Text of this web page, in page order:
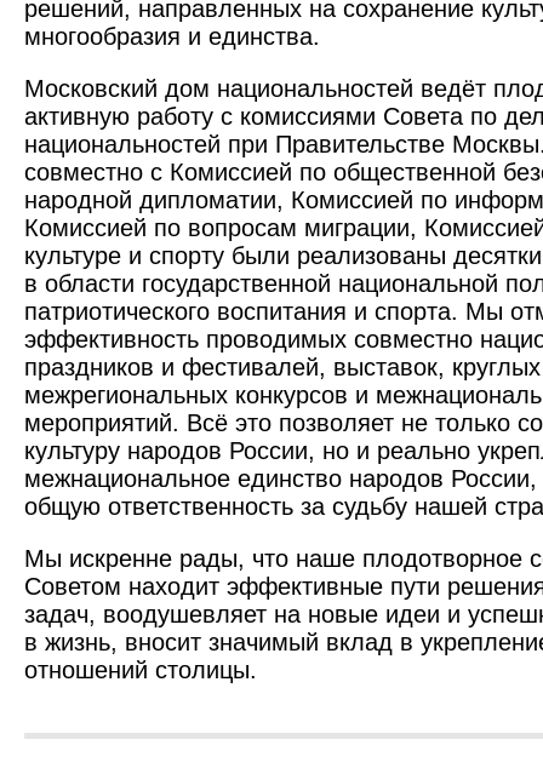
решений, направленных на сохранение
многообразия и единства.
Московский дом национальностей ведёт
активную работу с комиссиями Совета по
национальностей при Правительстве
совместно с Комиссией по общественной
народной дипломатии, Комиссией по
Комиссией по вопросам миграции,
культуре и спорту были реализованы
в области государственной национальной
патриотического воспитания и спорта. Мы
эффективность проводимых совместно
праздников и фестивалей, выставок,
межрегиональных конкурсов и
мероприятий. Всё это позволяет не только
культуру народов России, но и реально
межнациональное единство народов
общую ответственность за судьбу нашей
Мы искренне рады, что наше плодотворное
Советом находит эффективные пути
задач, воодушевляет на новые идеи и
в жизнь, вносит значимый вклад в
отношений столицы.